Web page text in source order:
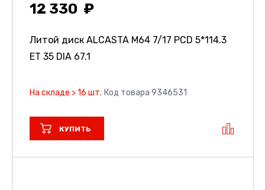
12 330
Литой диск ALCASTA M64 7/17 PCD 5*114.3
ET 35 DIA 67.1
На складе > 16 шт. Код товара 9346531
КУПИТЬ